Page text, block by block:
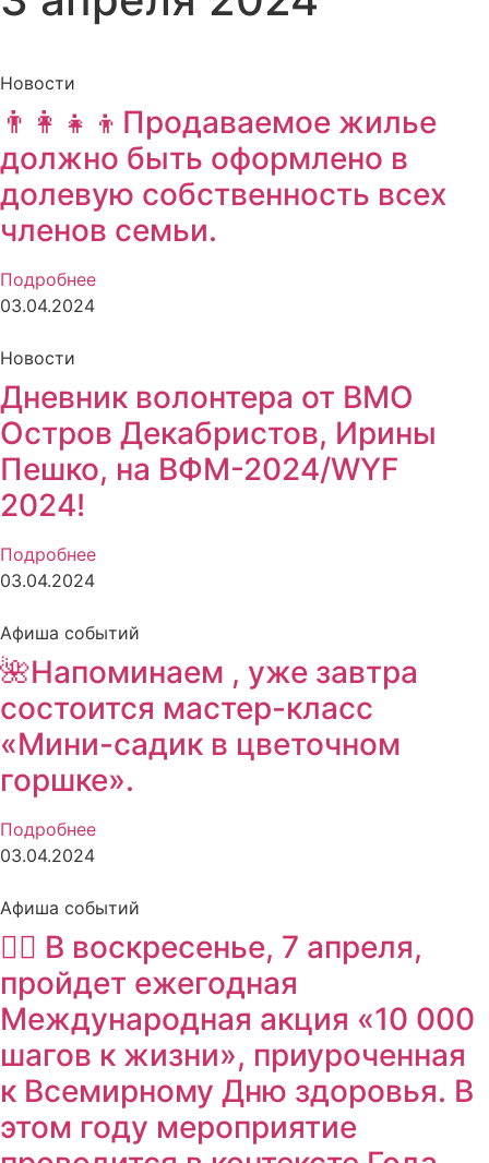
Новости
👨‍👩‍👧‍👦Продаваемое жилье
должно быть оформлено в
долевую собственность всех
членов семьи.
Подробнее
03.04.2024
Новости
Дневник волонтера от ВМО
Остров Декабристов, Ирины
Пешко, на ВФМ-2024/WYF
2024!
Подробнее
03.04.2024
Афиша событий
🌺Напоминаем , уже завтра
состоится мастер-класс
«Мини-садик в цветочном
горшке».
Подробнее
03.04.2024
Афиша событий
🏃‍♂ В воскресенье, 7 апреля,
пройдет ежегодная
Международная акция «10 000
шагов к жизни», приуроченная
к Всемирному Дню здоровья. В
этом году мероприятие